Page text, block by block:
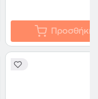
Προσθήκη